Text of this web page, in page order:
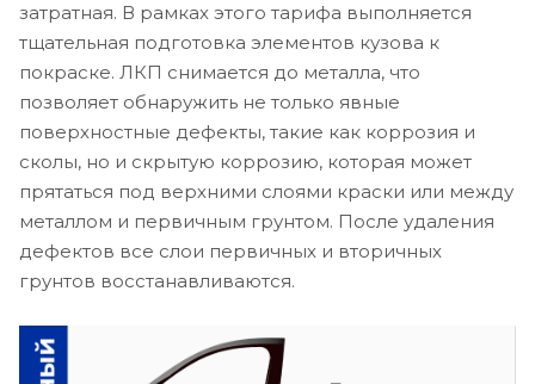
затратная. В рамках этого тарифа выполняется
тщательная подготовка элементов кузова к
покраске. ЛКП снимается до металла, что
позволяет обнаружить не только явные
поверхностные дефекты, такие как коррозия и
сколы, но и скрытую коррозию, которая может
прятаться под верхними слоями краски или между
металлом и первичным грунтом. После удаления
дефектов все слои первичных и вторичных
грунтов восстанавливаются.